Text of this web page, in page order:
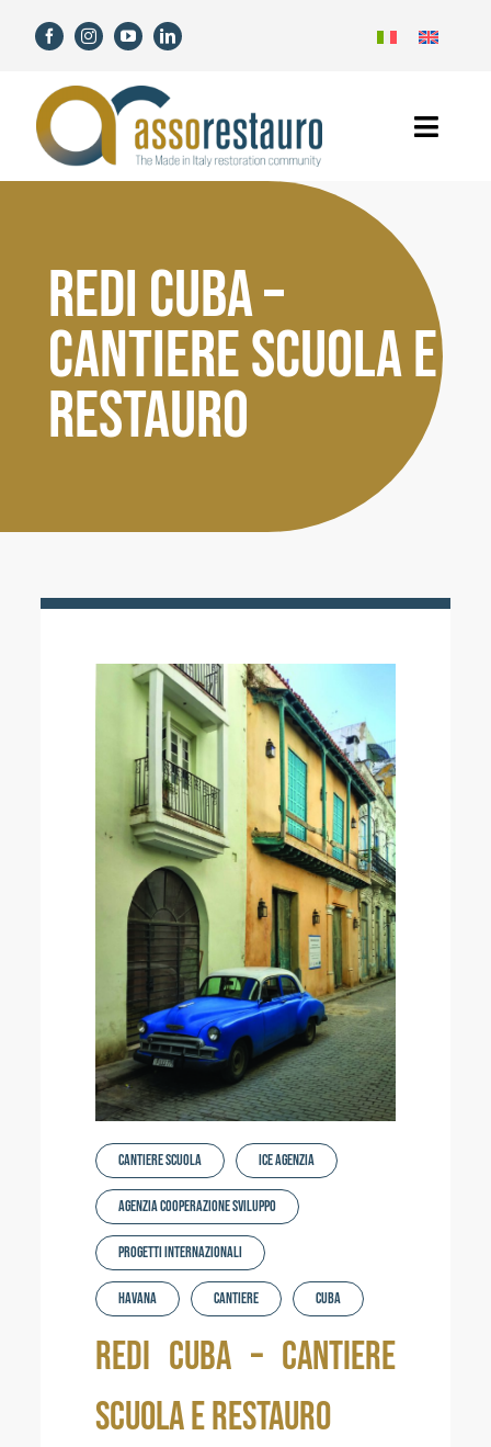
content
Assorestauro
Members
Services
REDI CUBA –
CANTIERE SCUOLA E
RESTAURO
Cantiere Scuola ICE Agenzia
Agenzia Cooperazione Sviluppo
Progetti Internazionali
havana cantiere cuba
REDI CUBA – CANTIERE
SCUOLA E RESTAURO